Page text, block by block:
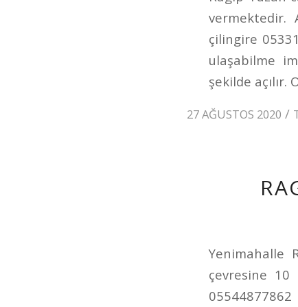
vermektedir.
çilingire
ulaşabilme
şekilde açılır.
27 AĞUSTOS 2020 /
Yenimahalle
çevresine 10